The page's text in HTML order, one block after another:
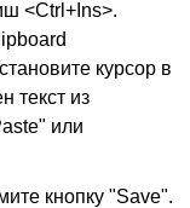
<Ctrl+Ins>.
курсор в
текст из
или
кнопку "Save".